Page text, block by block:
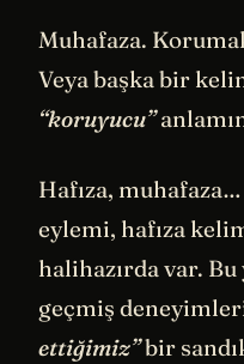
Muhafaza.
Veya başka bir
“koruyucu”
Hafıza, muhafaza…
eylemi, hafıza
halihazırda var. Bu
geçmiş
ettiğimiz”bir